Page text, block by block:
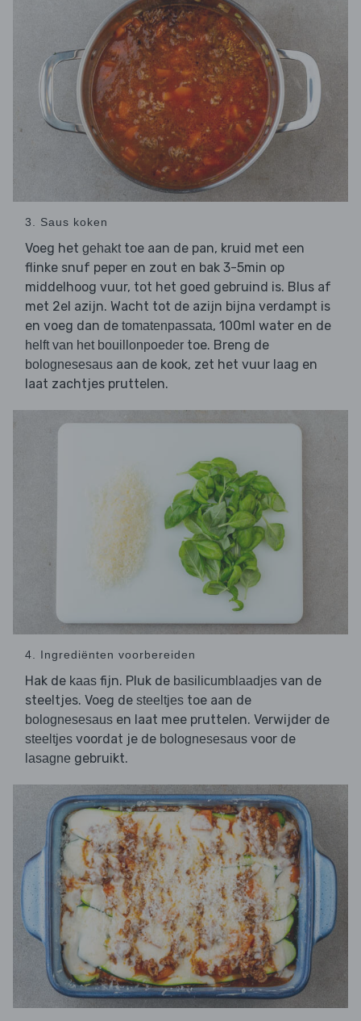
3. Saus koken
Voeg het gehakttoe aan de pan, kruid met een
flinke snuf peper en zout en bak 3-5min op
middelhoog vuur, tot het goed gebruind is. Blus af
met 2el azijn. Wacht tot de azijn bijna verdampt is
en voeg dan de tomatenpassata, 100ml water en de
helft van het bouillonpoeder toe. Breng de
bolognesesaus aan de kook, zet het vuur laag en
laat zachtjes pruttelen.
4. Ingrediënten voorbereiden
Hak de kaas fijn. Pluk de basilicumblaadjes van de
steeltjes. Voeg de steeltjes toe aan de
bolognesesaus en laat mee pruttelen. Verwijder de
steeltjes voordat je de bolognesesaus voor de
lasagne gebruikt.